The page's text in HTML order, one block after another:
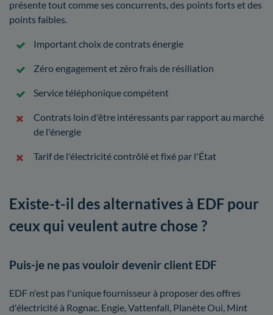
présente tout comme ses concurrents, des points forts et des
points faibles.
Important choix de contrats énergie
Zéro engagement et zéro frais de résiliation
Service téléphonique compétent
Contrats loin d'être intéressants par rapport au marché
de l'énergie
Tarif de l'électricité contrôlé et fixé par l'État
Existe-t-il des alternatives à EDF pour
ceux qui veulent autre chose ?
Puis-je ne pas vouloir devenir client EDF
EDF n'est pas l'unique fournisseur à proposer des offres
d'électricité à Rognac. Engie, Vattenfall, Planète Oui, Mint